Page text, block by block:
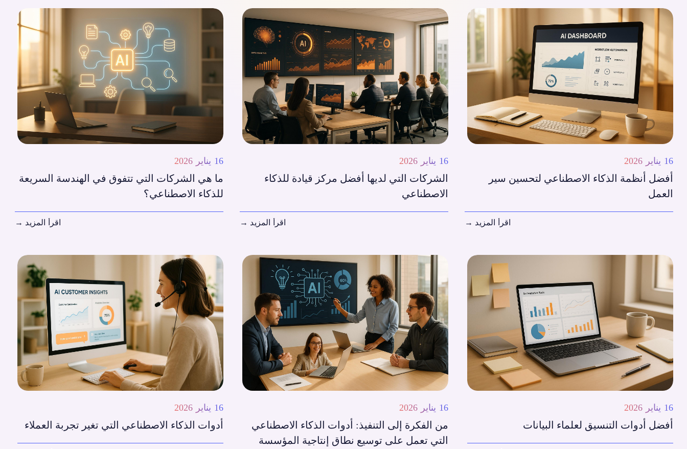
16 يناير 2026
أفضل أنظمة الذكاء الاصطناعي لتحسين سير
العمل
اقرأ المزيد →
16 يناير 2026
الشركات التي لديها أفضل مركز قيادة للذكاء
الاصطناعي
اقرأ المزيد →
16 يناير 2026
ما هي الشركات التي تتفوق في الهندسة السريعة
للذكاء الاصطناعي؟
اقرأ المزيد →
16 يناير 2026
أفضل أدوات التنسيق لعلماء البيانات
16 يناير 2026
من الفكرة إلى التنفيذ: أدوات الذكاء الاصطناعي
التي تعمل على توسيع نطاق إنتاجية المؤسسة
16 يناير 2026
أدوات الذكاء الاصطناعي التي تغير تجربة العملاء